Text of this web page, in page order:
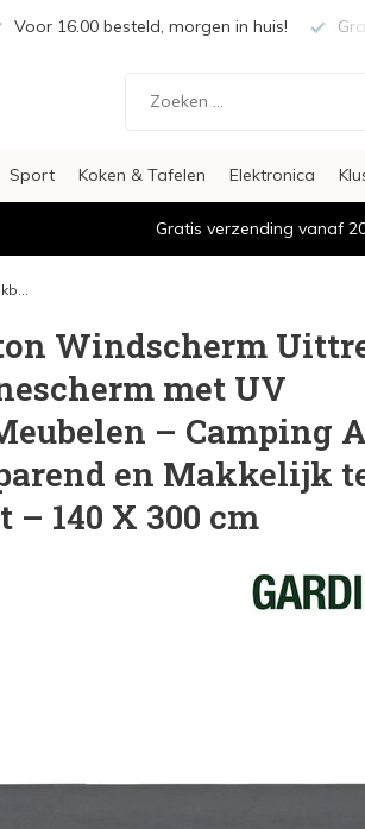
Voor 16.00 besteld, morgen in huis!
Sport Koken & Tafelen Elektronica
Gratis verzending vanaf
Windscherm
met UV
– Camping
en Makkelijk
140 X 300 cm